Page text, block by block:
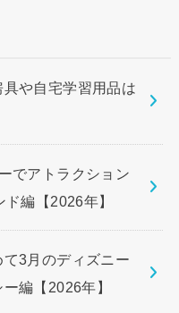
具や自宅学習用品は
でアトラクション
編【2026年】
て3月のディズニー
編【2026年】